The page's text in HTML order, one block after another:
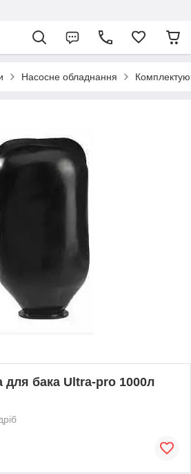
Насосне обладнання
бака Ultra-pro 1000л